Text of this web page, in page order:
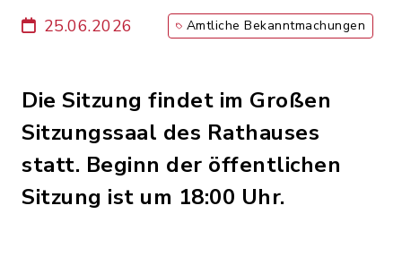
25.06.2026 Amtliche Bekanntmachungen
Die Sitzung findet im Großen
Sitzungssaal des Rathauses
statt. Beginn der öffentlichen
Sitzung ist um 18:00 Uhr.